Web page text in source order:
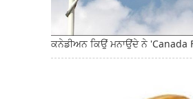
ਕਨੇਡੀਅਨ ਕਿਉਂ ਮਨਾਉਂਦੇ ਨੇ 'Canada